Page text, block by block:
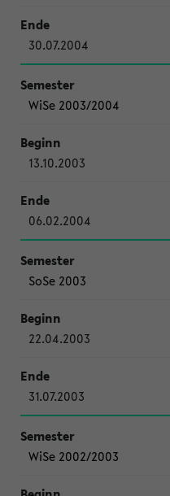
30.07.2004
WiSe 2003/2004
13.10.2003
06.02.2004
SoSe 2003
22.04.2003
31.07.2003
WiSe 2002/2003